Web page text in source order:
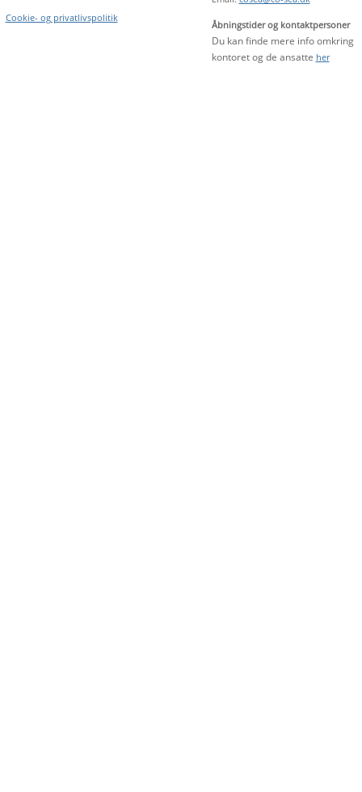
Cookie- og privatlivspolitik
Åbningstider og kontaktpersoner
Du kan finde mere info omkring
kontoret og de ansatte her